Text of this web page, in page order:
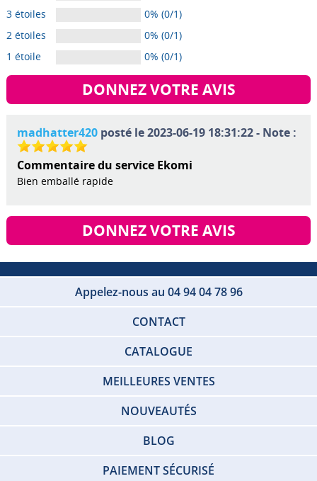
3 étoiles
0% (0/1)
2 étoiles
0% (0/1)
1 étoile
0% (0/1)
DONNEZ VOTRE AVIS
madhatter420posté le 2023-06-19 18:31:22 - Note :
Commentaire du service Ekomi
Bien emballé rapide
DONNEZ VOTRE AVIS
Appelez-nous au 04 94 04 78 96
CONTACT
CATALOGUE
MEILLEURES VENTES
NOUVEAUTÉS
BLOG
PAIEMENT SÉCURISÉ